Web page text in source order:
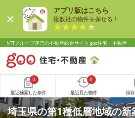
アプリ版はこちら
複数社の物件を探せる！
NTTグループ運営の不動産総合サイト goo住宅・不動産
0
最近検索した条件
0
最近見た物件 保
埼玉県の第1種低層地域の